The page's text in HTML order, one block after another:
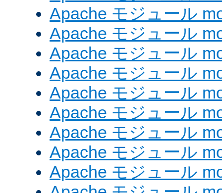
Apache モジュール
Apache モジュール
Apache モジュール
Apache モジュール
Apache モジュール
Apache モジュール
Apache モジュール
Apache モジュール
Apache モジュール